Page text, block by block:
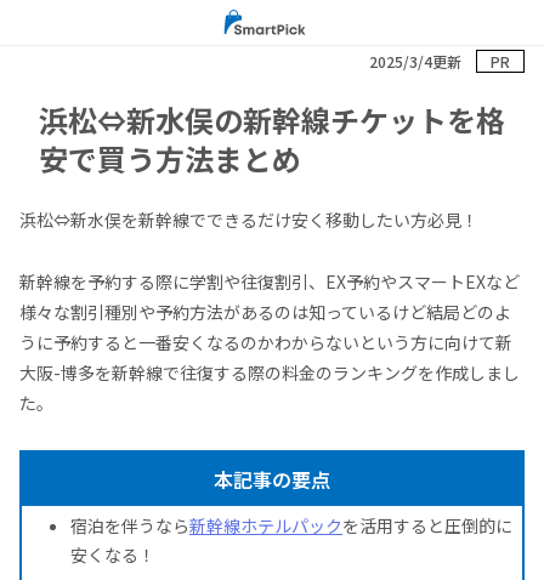
2025/3/4更新 PR
浜松⇔新水俣の新幹線チケットを格
安で買う方法まとめ
浜松⇔新水俣を新幹線でできるだけ安く移動したい方必見！
新幹線を予約する際に学割や往復割引、EX予約やスマートEXなど
様々な割引種別や予約方法があるのは知っているけど結局どのよ
うに予約すると一番安くなるのかわからないという方に向けて新
大阪-博多を新幹線で往復する際の料金のランキングを作成しまし
た。
本記事の要点
宿泊を伴うなら新幹線ホテルパックを活用すると圧倒的に
安くなる！